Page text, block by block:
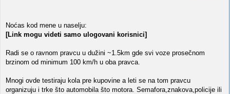
Noćas kod mene u naselju:
[Link mogu videti samo ulogovani korisnici]
Radi se o ravnom pravcu u dužini ~1.5km gde svi voze prosečnom
brzinom od minimum 100 km/h u oba pravca.
Mnogi ovde testiraju kola pre kupovine a leti se na tom pravcu
organizuju i trke što automobila što motora. Semafora,znakova,policije ili